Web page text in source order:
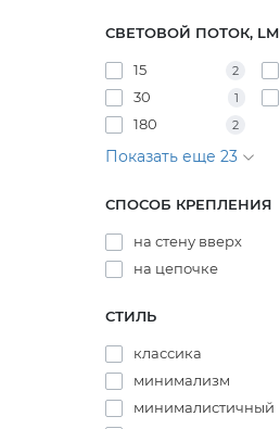
СВЕТОВОЙ ПОТОК, LM
15 2
30 1
180 2
Показать еще 23
СПОСОБ КРЕПЛЕНИЯ
на стену вверх
на цепочке
СТИЛЬ
классика
минимализм
минималистичный